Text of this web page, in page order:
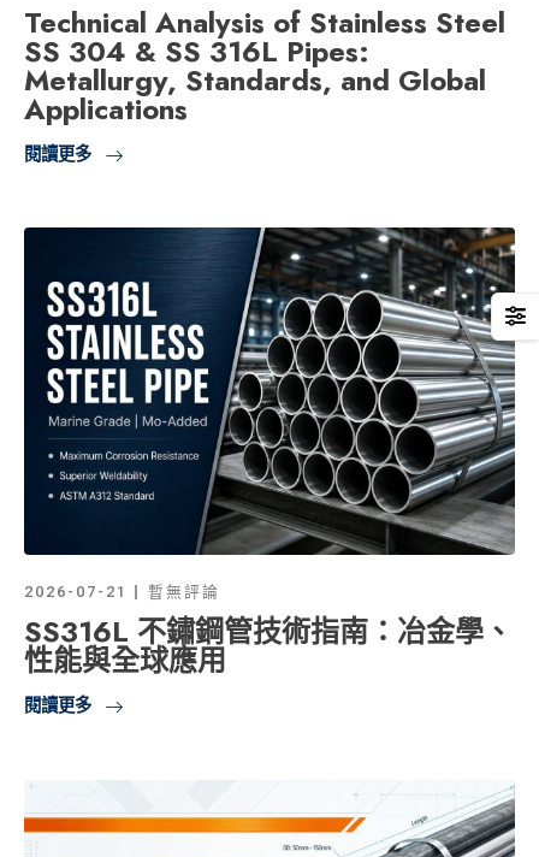
Technical Analysis of Stainless Steel
SS 304 & SS 316L Pipes:
Metallurgy, Standards, and Global
Applications
閱讀更多
2026-07-21 暫無評論
SS316L 不鏽鋼管技術指南：冶金學、
性能與全球應用
閱讀更多